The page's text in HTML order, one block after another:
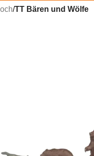
/TT Bären und Wölfe